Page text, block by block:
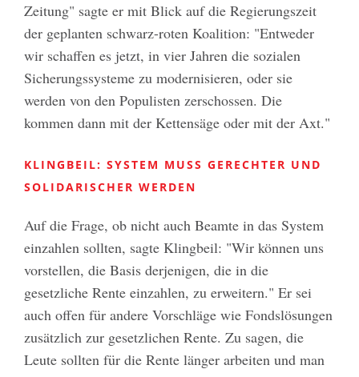
Zeitung" sagte er mit Blick auf die Regierungszeit
der geplanten schwarz-roten Koalition: "Entweder
wir schaffen es jetzt, in vier Jahren die sozialen
Sicherungssysteme zu modernisieren, oder sie
werden von den Populisten zerschossen. Die
kommen dann mit der Kettensäge oder mit der Axt."
KLINGBEIL: SYSTEM MUSS GERECHTER UND
SOLIDARISCHER WERDEN
Auf die Frage, ob nicht auch Beamte in das System
einzahlen sollten, sagte Klingbeil: "Wir können uns
vorstellen, die Basis derjenigen, die in die
gesetzliche Rente einzahlen, zu erweitern." Er sei
auch offen für andere Vorschläge wie Fondslösungen
zusätzlich zur gesetzlichen Rente. Zu sagen, die
Leute sollten für die Rente länger arbeiten und man